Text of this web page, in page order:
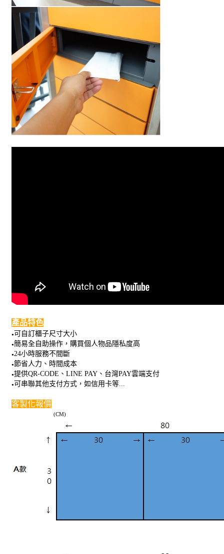
產品特色
● 可自訂櫃子尺寸大小
●簡易全自助操作，購買個人物品隱私度高
●24小時服務不間斷
●節省人力、時間成本
●提供QR-CODE、LINE PAY、台灣PAY雲端支付
● 可串聯其他支付方式，如信用卡等...
客製化報價
(CM)